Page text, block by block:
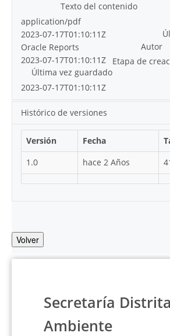
Texto del contenido
application/pdf
2023-07-17T01:10:11Z
Autor
Oracle Reports
Etapa de
2023-07-17T01:10:11Z
Última vez guardado
2023-07-17T01:10:11Z
Histórico de versiones
Versión Fecha
1.0
hace 2 Años
Volver
Secretaría
Ambiente